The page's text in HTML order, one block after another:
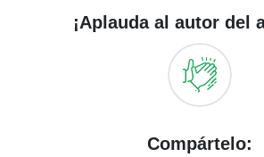
¡Aplauda al autor del
Compártelo: